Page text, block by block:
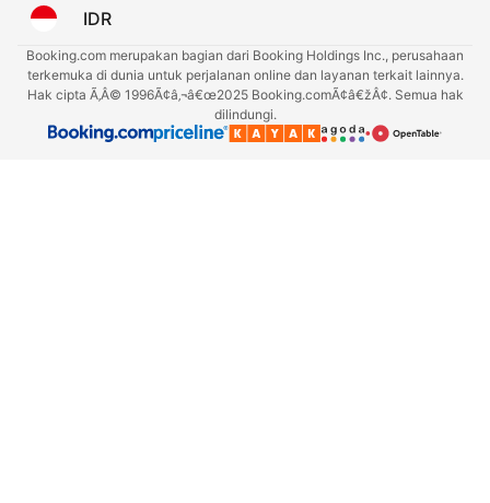
IDR
Booking.com merupakan bagian dari Booking Holdings Inc., perusahaan
terkemuka di dunia untuk perjalanan online dan layanan terkait lainnya.
Hak cipta Ã‚Â© 1996Ã¢â‚¬â€œ2025 Booking.comÃ¢â€žÂ¢. Semua hak
dilindungi.